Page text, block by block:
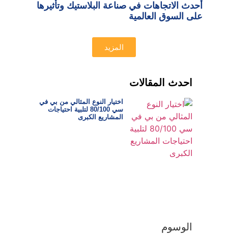
أحدث الاتجاهات في صناعة البلاستيك وتأثيرها
على السوق العالمية
المزيد
احدث المقالات
اختيار النوع المثالي من بي في
سي 80/100 لتلبية احتياجات
المشاريع الكبرى
الوسوم